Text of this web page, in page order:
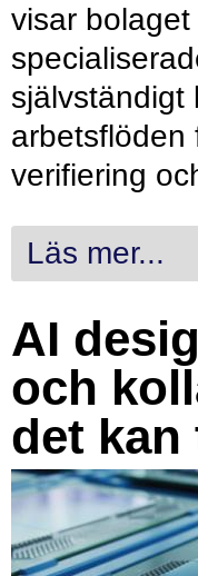
visar
självständigt
arbetsflöden
verifiering
Läs mer...
AI
och
det